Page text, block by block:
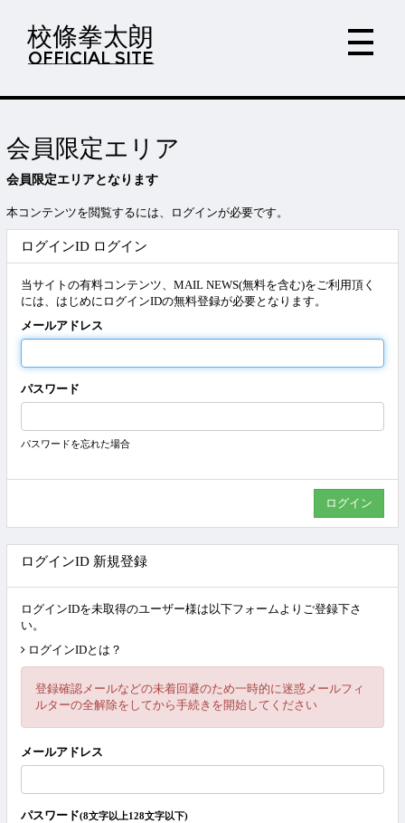
校條拳太朗
OFFICIAL SITE
会員限定エリア
会員限定エリアとなります
本コンテンツを閲覧するには、ログインが必要です。
ログインID ログイン
当サイトの有料コンテンツ、MAIL NEWS(無料を含む)をご利用頂く
には、はじめにログインIDの無料登録が必要となります。
メールアドレス
パスワード
パスワードを忘れた場合
ログインID 新規登録
ログインIDを未取得のユーザー様は以下フォームよりご登録下さ
い。
ログインIDとは？
登録確認メールなどの未着回避のため一時的に迷惑メールフィ
ルターの全解除をしてから手続きを開始してください
メールアドレス
パスワード(8文字以上128文字以下)